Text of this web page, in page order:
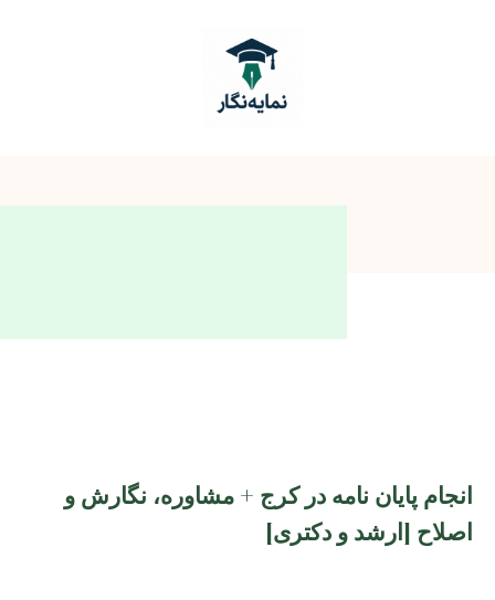
انجام پایان نامه در کرج + مشاوره، نگارش و
اصلاح [ارشد و دکتری]